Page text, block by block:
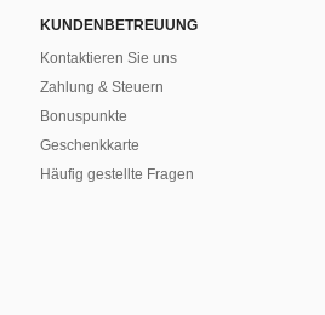
KUNDENBETREUUNG
Kontaktieren Sie uns
Zahlung & Steuern
Bonuspunkte
Geschenkkarte
Häufig gestellte Fragen